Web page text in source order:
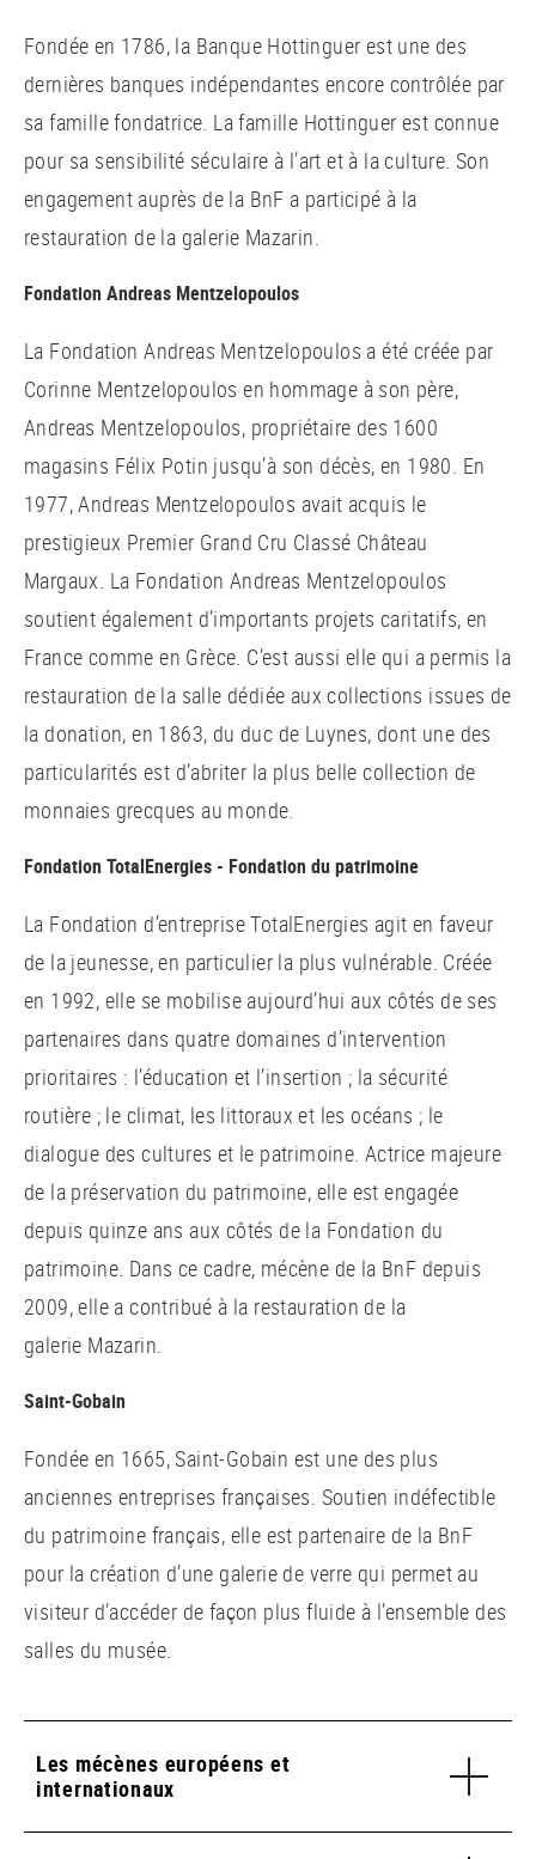
Fondée en 1786, la Banque Hottinguer est une des
dernières banques indépendantes encore contrôlée par
sa famille fondatrice. La famille Hottinguer est connue
pour sa sensibilité séculaire à l’art et à la culture. Son
engagement auprès de la BnF a participé à la
restauration de la galerie Mazarin.
Fondation Andreas Mentzelopoulos
La Fondation Andreas Mentzelopoulos a été créée par
Corinne Mentzelopoulos en hommage à son père,
Andreas Mentzelopoulos, propriétaire des 1600
magasins Félix Potin jusqu’à son décès, en 1980. En
1977, Andreas Mentzelopoulos avait acquis le
prestigieux Premier Grand Cru Classé Château
Margaux. La Fondation Andreas Mentzelopoulos
soutient également d’importants projets caritatifs, en
France comme en Grèce. C’est aussi elle qui a permis la
restauration de la salle dédiée aux collections issues de
la donation, en 1863, du duc de Luynes, dont une des
particularités est d’abriter la plus belle collection de
monnaies grecques au monde.
Fondation TotalEnergies - Fondation du patrimoine
La Fondation d’entreprise TotalEnergies agit en faveur
de la jeunesse, en particulier la plus vulnérable. Créée
en 1992, elle se mobilise aujourd’hui aux côtés de ses
partenaires dans quatre domaines d’intervention
prioritaires : l’éducation et l’insertion ; la sécurité
routière ; le climat, les littoraux et les océans ; le
dialogue des cultures et le patrimoine. Actrice majeure
de la préservation du patrimoine, elle est engagée
depuis quinze ans aux côtés de la Fondation du
patrimoine. Dans ce cadre, mécène de la BnF depuis
2009, elle a contribué à la restauration de la
galerie Mazarin.
Saint-Gobain
Fondée en 1665, Saint-Gobain est une des plus
anciennes entreprises françaises. Soutien indéfectible
du patrimoine français, elle est partenaire de la BnF
pour la création d’une galerie de verre qui permet au
visiteur d’accéder de façon plus fluide à l’ensemble des
salles du musée.
Les mécènes européens et
internationaux